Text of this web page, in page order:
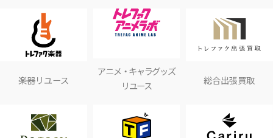
楽器リユース
アニメ・キャラグッズ
リユース
総合出張買取